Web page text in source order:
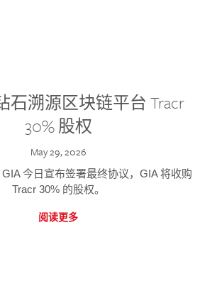
石溯源区块链平台 Tracr
30% 股权
May 29, 2026
今日宣布签署最终协议，GIA 将收购
Tracr 30% 的股权。
阅读更多